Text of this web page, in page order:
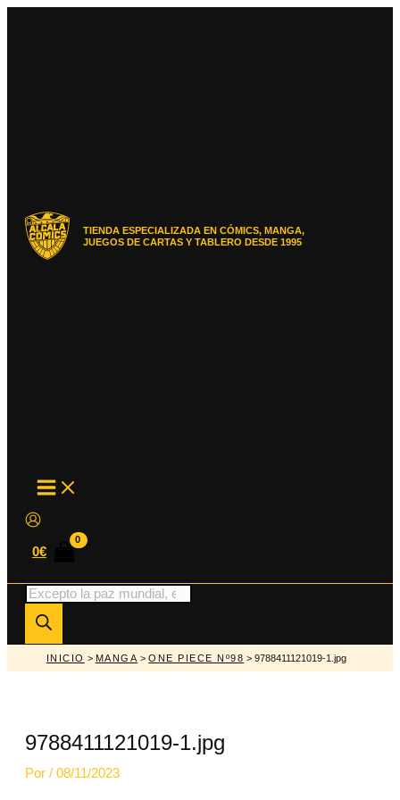
TIENDA ESPECIALIZADA EN CÓMICS, MANGA,
JUEGOS DE CARTAS Y TABLERO DESDE 1995
MAIN
MENU
0€
Búsqueda
de
productos
INICIO > MANGA >ONE PIECE Nº98 > 9788411121019-1.jpg
9788411121019-1.jpg
Por / 08/11/2023